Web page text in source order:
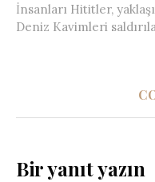
İnsanları Hititler,
Deniz Kavimleri
Bir yanıt yazın